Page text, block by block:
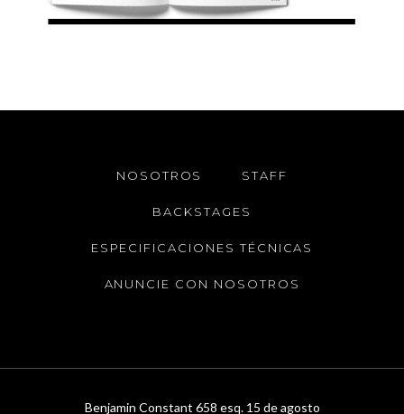
NOSOTROS STAFF
BACKSTAGES
ESPECIFICACIONES TÉCNICAS
ANUNCIE CON NOSOTROS
Benjamin Constant 658 esq. 15 de agosto